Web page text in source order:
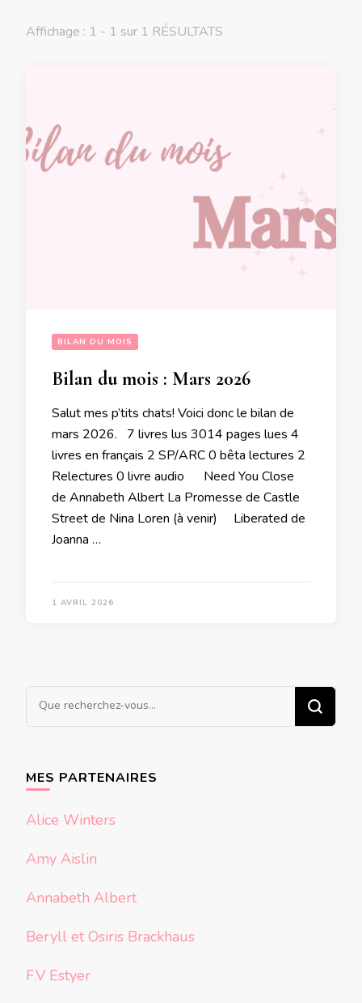
Affichage : 1 - 1 sur 1 RÉSULTATS
BILAN DU MOIS
Bilan du mois : Mars 2026
Salut mes p’tits chats! Voici donc le bilan de
mars 2026. 7 livres lus 3014 pages lues 4
livres en français 2 SP/ARC 0 bêta lectures 2
Relectures 0 livre audio Need You Close
de Annabeth Albert La Promesse de Castle
Street de Nina Loren (à venir) Liberated de
Joanna …
1 AVRIL 2026
Vous
MES PARTENAIRES
Alice Winters
Amy Aislin
Annabeth Albert
Beryll et Osiris Brackhaus
F.V Estyer